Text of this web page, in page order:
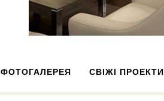
ФОТОГАЛЕРЕЯ СВІЖІ ПРОЕКТИ